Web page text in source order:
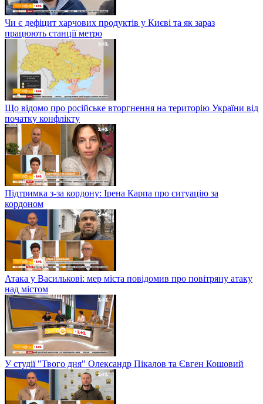
Чи є дефіцит харчових продуктів у Києві та як зараз
працюють станції метро
Що відомо про російське вторгнення на територію України від
початку конфлікту
Підтримка з-за кордону: Ірена Карпа про ситуацію за
кордоном
Атака у Василькові: мер міста повідомив про повітряну атаку
над містом
У студії "Твого дня" Олександр Пікалов та Євген Кошовий